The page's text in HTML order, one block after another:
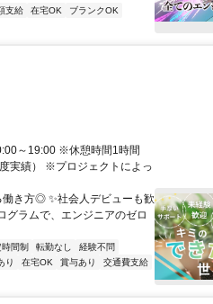
支給 在宅OK
ブランクOK
～19:00 ※休憩時間1時間
実績） ※プロジェクトによっ
き方◎ ✨社会人デビューも歓
グラムで、エンジニアのゼロ
時間制 転勤なし
経験不問
り 在宅OK 賞与あり
交通費支給